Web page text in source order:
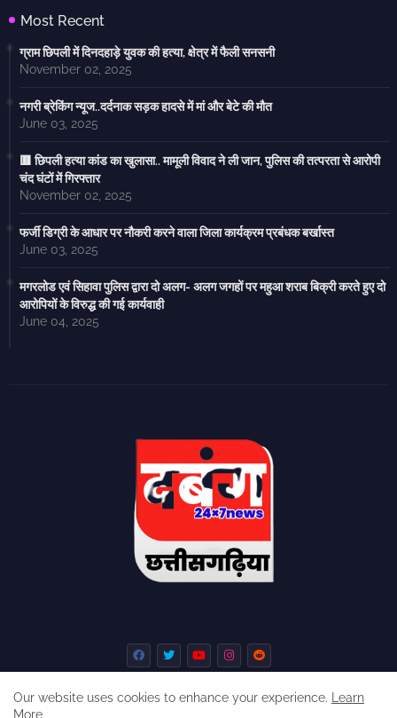
Most Recent
ग्राम छिपली में दिनदहाड़े युवक की हत्या, क्षेत्र में फैली सनसनी
November 02, 2025
नगरी ब्रेकिंग न्यूज..दर्दनाक सड़क हादसे में मां और बेटे की मौत
June 03, 2025
🟥 छिपली हत्या कांड का खुलासा.. मामूली विवाद ने ली जान, पुलिस की तत्परता से आरोपी
चंद घंटों में गिरफ्तार
November 02, 2025
फर्जी डिग्री के आधार पर नौकरी करने वाला जिला कार्यक्रम प्रबंधक बर्खास्त
June 03, 2025
मगरलोड एवं सिहावा पुलिस द्वारा दो अलग- अलग जगहों पर महुआ शराब बिक्री करते हुए दो
आरोपियों के विरुद्ध की गई कार्यवाही
June 04, 2025
Our website uses cookies to enhance your experience.
Learn
More